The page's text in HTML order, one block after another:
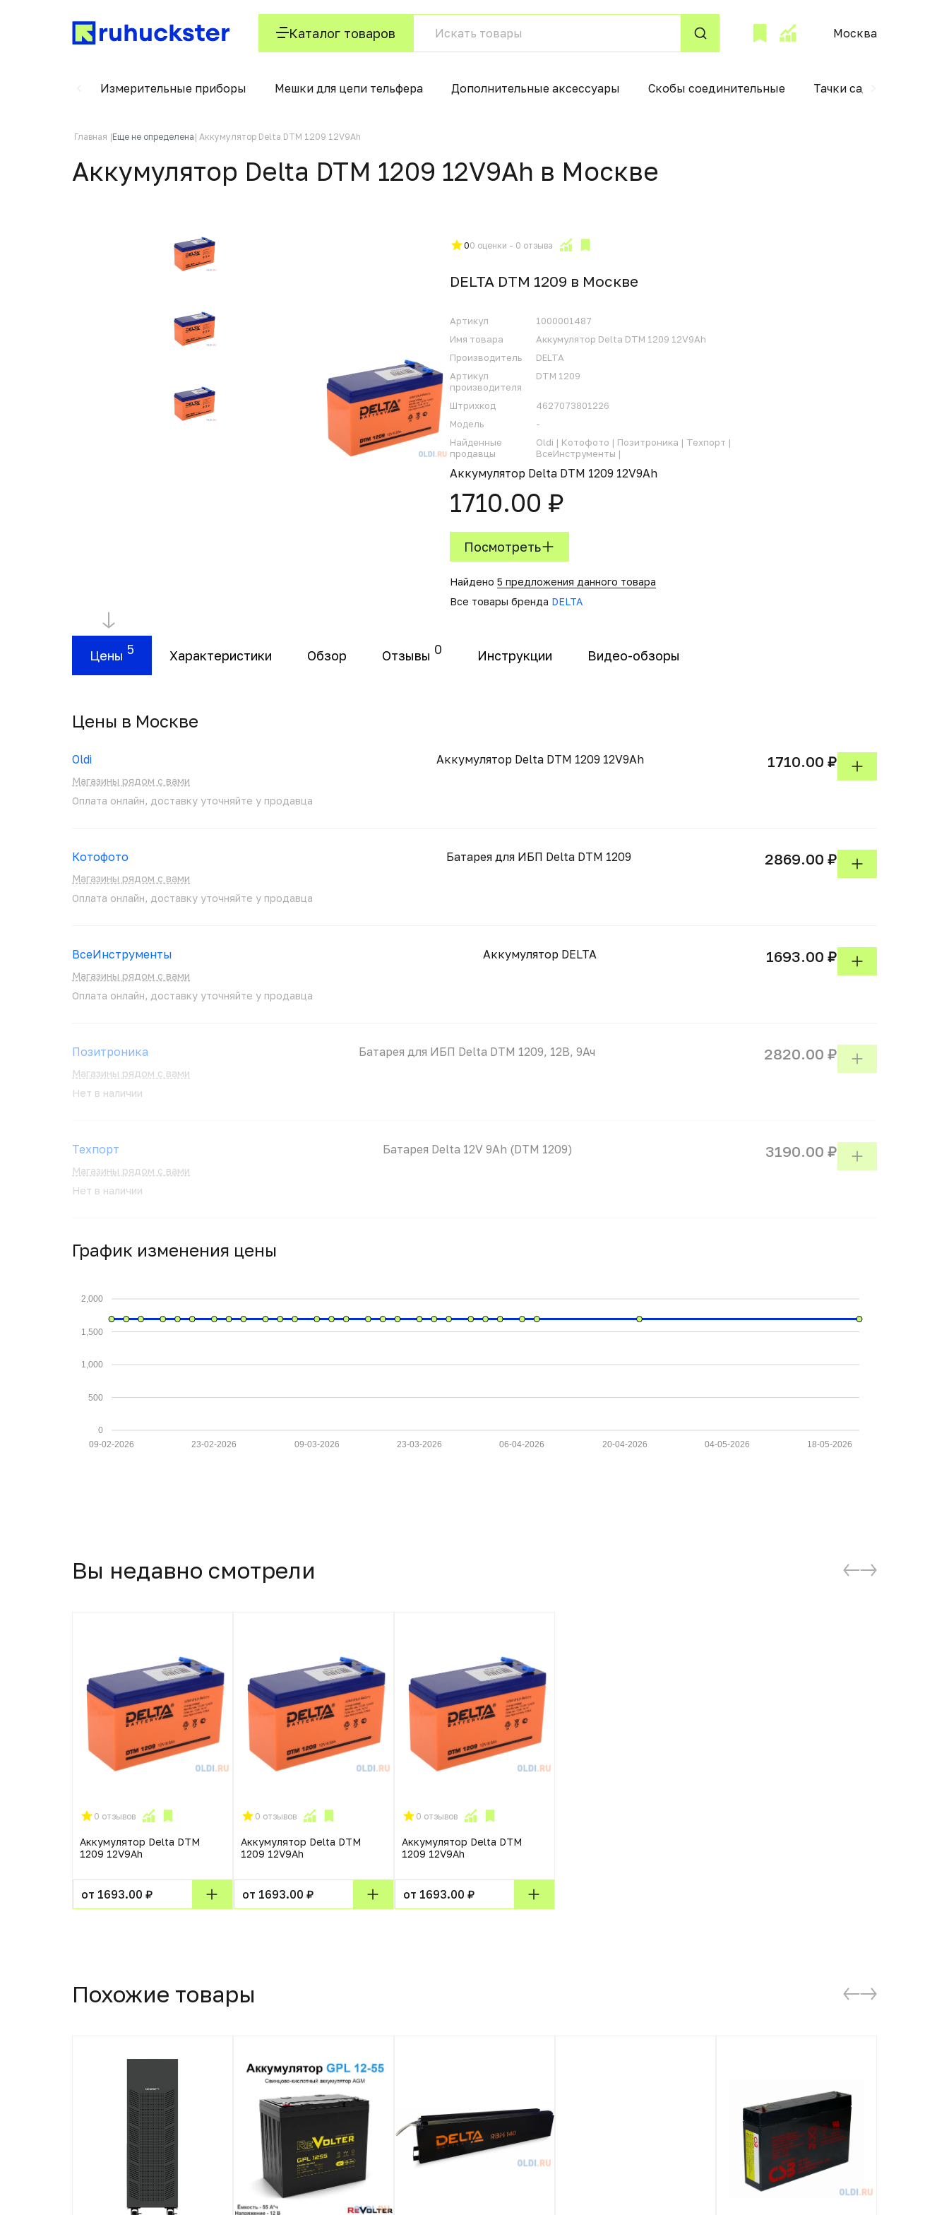
Каталог товаров Москва
Измерительные приборы Мешки для цепи тельфера Дополнительные аксессуары Скобы соединительные Тачки садовые
Главная Еще не определена Аккумулятор Delta DTM 1209 12V9Ah
Аккумулятор Delta DTM 1209 12V9Ah в Москвe
00 оценки - 0 отзыва
DELTA DTM 1209 в Москвe
Артикул
1000001487
Имя товара
Аккумулятор Delta DTM 1209 12V9Ah
Производитель
DELTA
Артикул
производителя
DTM 1209
Штрихкод
4627073801226
Модель
-
Найденные
продавцы
Oldi | Котофото | Позитроника | Техпорт |
ВсеИнструменты |
Аккумулятор Delta DTM 1209 12V9Ah
1710.00 ₽
Посмотреть
Найдено 5 предложения данного товара
Все товары бренда DELTA
Цены 5 Характеристики Обзор Отзывы 0 Инструкции Видео-обзоры
Цены в Москвe
Oldi
Магазины рядом с вами
Оплата онлайн, доставку уточняйте у продавца
Аккумулятор Delta DTM 1209 12V9Ah 1710.00 ₽
Котофото
Магазины рядом с вами
Оплата онлайн, доставку уточняйте у продавца
Батарея для ИБП Delta DTM 1209 2869.00 ₽
ВсеИнструменты
Магазины рядом с вами
Оплата онлайн, доставку уточняйте у продавца
Аккумулятор DELTA 1693.00 ₽
Позитроника
Магазины рядом с вами
Нет в наличии
Батарея для ИБП Delta DTM 1209, 12В, 9Ач 2820.00 ₽
Техпорт
Магазины рядом с вами
Нет в наличии
Батарея Delta 12V 9Ah (DTM 1209) 3190.00 ₽
График изменения цены
0
500
1,000
1,500
2,000
18-05-2026
04-05-2026
20-04-2026
06-04-2026
23-03-2026
09-03-2026
23-02-2026
09-02-2026
Вы недавно смотрели
0 отзывов
Аккумулятор Delta DTM
1209 12V9Ah
от 1693.00 ₽
0 отзывов
Аккумулятор Delta DTM
1209 12V9Ah
от 1693.00 ₽
0 отзывов
Аккумулятор Delta DTM
1209 12V9Ah
от 1693.00 ₽
Похожие товары